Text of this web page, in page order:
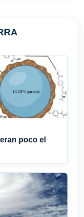
poco el